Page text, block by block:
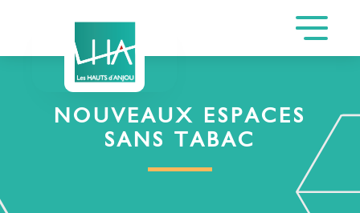
NOUVEAUX ESPACES
SANS TABAC